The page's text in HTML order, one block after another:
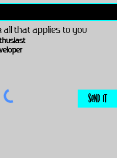
all that applies to you
Send It